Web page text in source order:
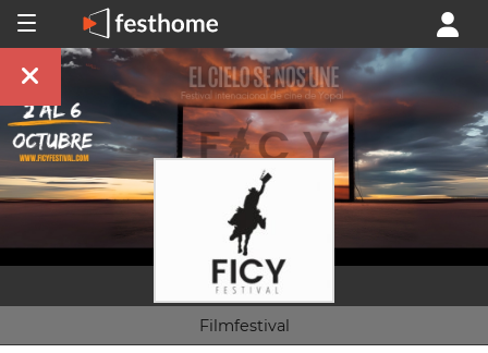
Filmfestival